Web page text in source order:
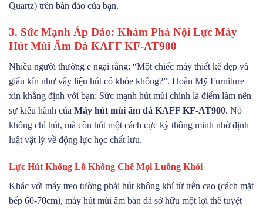
Quartz) trên bàn đảo của bạn.
3. Sức Mạnh Áp Đảo: Khám Phá Nội Lực Máy
Hút Mùi Âm Đá KAFF KF-AT900
Nhiều người thường e ngại rằng: “Một chiếc máy thiết kế đẹp và
giấu kín như vậy liệu hút có khỏe không?”. Hoàn Mỹ Furniture
xin khẳng định với bạn: Sức mạnh hút mùi chính là điểm làm nên
sự kiêu hãnh của Máy hút mùi âm đá KAFF KF-AT900. Nó
không chỉ hút, mà còn hút một cách cực kỳ thông minh nhờ định
luật vật lý về động lực học chất lưu.
Lực Hút Khổng Lồ Khống Chế Mọi Luồng Khói
Khác với máy treo tường phải hút không khí từ trên cao (cách mặt
bếp 60-70cm), máy hút mùi âm bàn đá sở hữu một lợi thế tuyệt